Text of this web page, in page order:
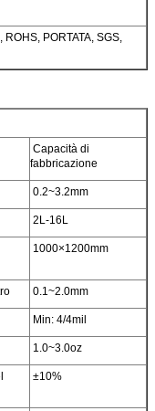
PORTATA, SGS,
Capacità di
fabbricazione
0.2~3.2mm
2L-16L
1000×1200mm
0.1~2.0mm
Min: 4/4mil
1.0~3.0oz
±10%